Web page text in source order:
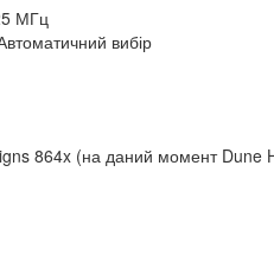
МГц
вибір
864x (на даний момент Dune